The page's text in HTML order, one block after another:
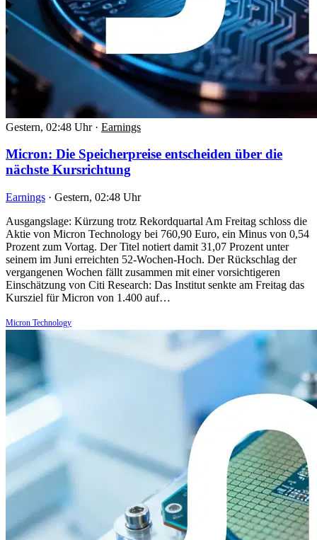
Gestern, 02:48 Uhr · Earnings
Micron: Die Speicherpreise entscheiden über die
nächste Kursrichtung
Earnings · Gestern, 02:48 Uhr
Ausgangslage: Kürzung trotz Rekordquartal Am Freitag schloss die
Aktie von Micron Technology bei 760,90 Euro, ein Minus von 0,54
Prozent zum Vortag. Der Titel notiert damit 31,07 Prozent unter
seinem im Juni erreichten 52-Wochen-Hoch. Der Rückschlag der
vergangenen Wochen fällt zusammen mit einer vorsichtigeren
Einschätzung von Citi Research: Das Institut senkte am Freitag das
Kursziel für Micron von 1.400 auf…
Micron Technology